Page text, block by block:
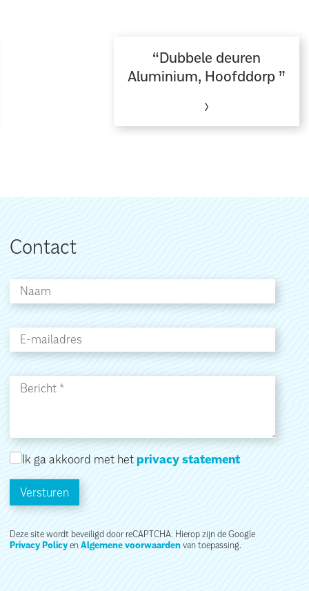
Dubbele deuren
Aluminium, Hoofddorp
Contact
Ik ga akkoord met hetprivacy statement
Versturen
Deze site wordt beveiligd door reCAPTCHA. Hierop zijn de Google
Privacy PolicyenAlgemene voorwaardenvan toepassing.